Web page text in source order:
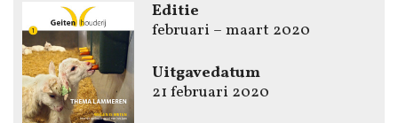
Editie
februari – maart 2020
Uitgavedatum
21 februari 2020